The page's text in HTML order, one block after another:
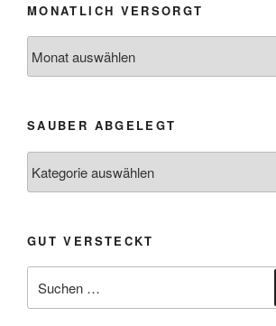
MONATLICH VERSORGT
versorgt
SAUBER ABGELEGT
abgelegt
GUT VERSTECKT
nach: